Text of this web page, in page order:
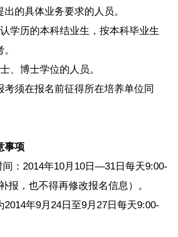
的具体业务要求的人员。
历的本科结业生，按本科毕业生
博士学位的人员。
须在报名前征得所在培养单位同
项
2014年10月10日—31日每天9:00-
报，也不得再修改报名信息）。
年9月24日至9月27日每天9:00-